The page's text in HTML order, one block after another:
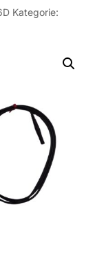
Kategorie: